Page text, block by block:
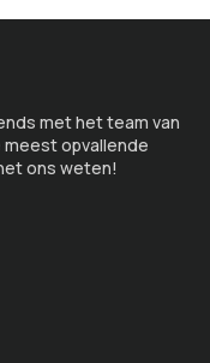
met het team van
meest opvallende
ons weten!